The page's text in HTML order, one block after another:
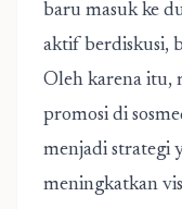
baru masuk ke
aktif berdiskusi,
Oleh karena itu,
promosi di
menjadi strategi
meningkatkan